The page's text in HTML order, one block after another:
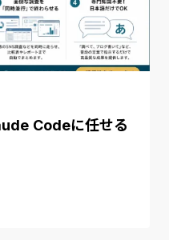
Codeに任せる